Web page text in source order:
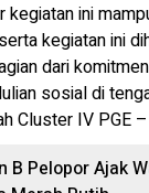
kegiatan ini
kegiatan ini
dari
sosial di
Cluster IV PGE
B Pelopor Ajak